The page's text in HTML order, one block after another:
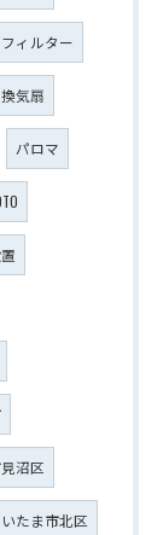
ィルター
気扇
パロマ
沼区
たま市北区